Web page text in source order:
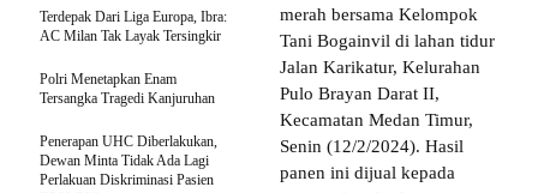
merah bersama Kelompok
Tani Bogainvil di lahan tidur
Jalan Karikatur, Kelurahan
Pulo Brayan Darat II,
Kecamatan Medan Timur,
Senin (12/2/2024). Hasil
panen ini dijual kepada
Terdepak Dari Liga Europa, Ibra:
AC Milan Tak Layak Tersingkir
Polri Menetapkan Enam
Tersangka Tragedi Kanjuruhan
Penerapan UHC Diberlakukan,
Dewan Minta Tidak Ada Lagi
Perlakuan Diskriminasi Pasien